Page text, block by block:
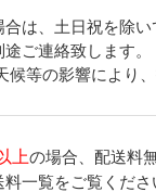
は、土日祝を除い
ご連絡致します。
等の影響により
上の場合、配送料
一覧をご覧くださ